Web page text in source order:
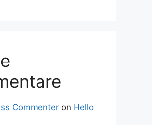
Commenter on Hello